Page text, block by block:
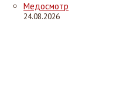
Медосмотр
24.08.2026